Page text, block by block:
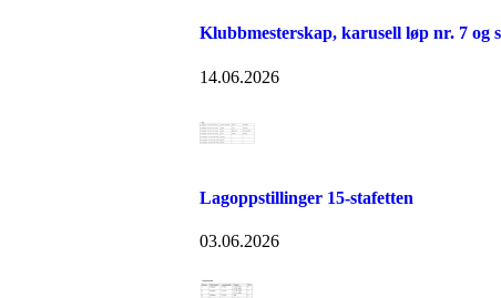
Klubbmesterskap, karusell løp nr. 7 og
14.06.2026
Lagoppstillinger 15-stafetten
03.06.2026